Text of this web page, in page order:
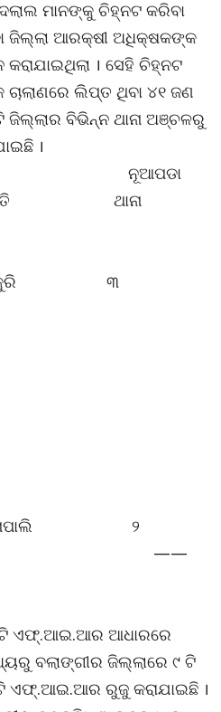
ମାନଙ୍କୁ ଚିହ୍ନଟ କରିବା
ଜିଲ୍ଲା ଆରକ୍ଷୀ ଅଧିକ୍ଷକଙ୍କ
। ସେହି ଚିହ୍ନଟ
ଲିପ୍ତ ଥିବା ୪୧ ଜଣ
ବିଭିନ୍ନ ଥାନା ଅଞ୍ଚଳରୁ
।
ନୂଆପଡା
ଥାନା
୩
୬
୫
୪
୨
୨
——
ଏଫ୍.ଆଇ.ଆର ଆଧାରରେ
ବଲାଙ୍ଗୀର ଜିଲ୍ଲାରେ ୯ ଟି
ଏଫ୍.ଆଇ.ଆର ରୁଜୁ କରାଯାଇଛି ।